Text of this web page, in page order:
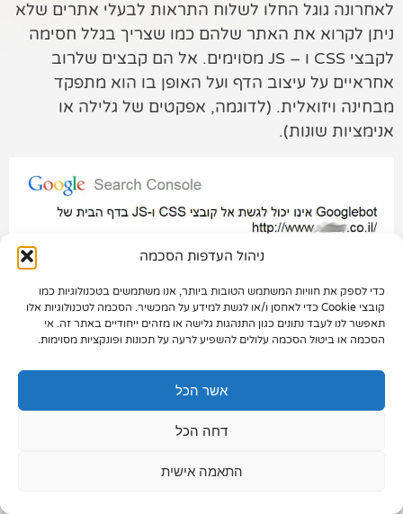
ניהול העדפות הסכמה
כדי לספק את חוויות המשתמש הטובות ביותר, אנו משתמשים בטכנולוגיות כמו
קובצי Cookie כדי לאחסן ו/או לגשת למידע על המכשיר. הסכמה לטכנולוגיות אלו
תאפשר לנו לעבד נתונים כגון התנהגות גלישה או מזהים ייחודיים באתר זה. אי
הסכמה או ביטול הסכמה עלולים להשפיע לרעה על תכונות ופונקציות מסוימות.
אשר הכל
דחה הכל
התאמה אישית
שיווק לאתרי
סחר
קייס סטאדי
תיק עבודות
073-7028000
הפלד 7, חולון
info@extra.co.il
לאחרונה גוגל החלו לשלוח התראות לבעלי אתרים שלא
ניתן לקרוא את האתר שלהם כמו שצריך בגלל חסימה
לקבצי CSS ו – JS מסוימים. אל הם קבצים שלרוב
אחראיים על עיצוב הדף ועל האופן בו הוא מתפקד
מבחינה ויזואלית. (לדוגמה, אפקטים של גלילה או
אנימציות שונות).
למנועי החיפוש לאיזו ספריות באתר מותר לגשת ולאיזה
אסור לגשת. מערכות ניהול תוכן מסוימות כמו לדוגמה
אליהן כדי לעבד את הדף.